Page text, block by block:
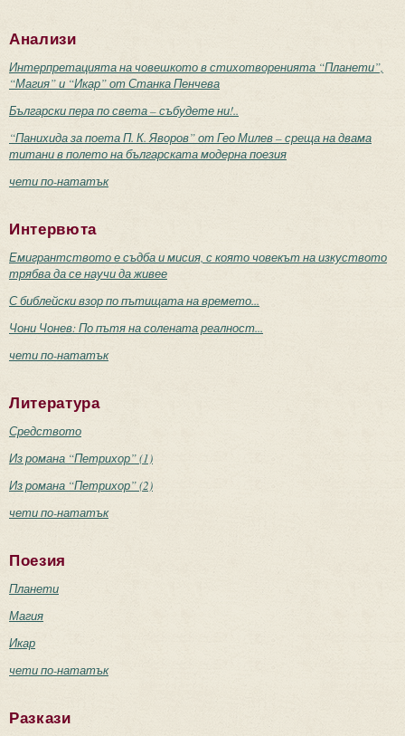
Анализи
Интерпретацията на човешкото в стихотворенията “Планети”,
“Магия” и “Икар” от Станка Пенчева
Български пера по света – събудете ни!..
“Панихида за поета П. К. Яворов” от Гео Милев – среща на двама
титани в полето на българската модерна поезия
чети по-нататък
Интервюта
Емигрантството е съдба и мисия, с която човекът на изкуството
трябва да се научи да живее
С библейски взор по пътищата на времето...
Чони Чонев: По пътя на солената реалност...
чети по-нататък
Литература
Средството
Из романа “Петрихор” (1)
Из романа “Петрихор” (2)
чети по-нататък
Поезия
Планети
Магия
Икар
чети по-нататък
Разкази